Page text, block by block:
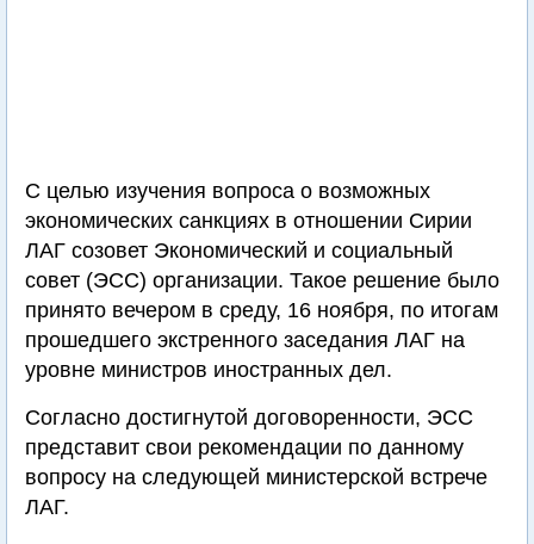
С целью изучения вопроса о возможных
экономических санкциях в отношении Сирии
ЛАГ созовет Экономический и социальный
совет (ЭСС) организации. Такое решение было
принято вечером в среду, 16 ноября, по итогам
прошедшего экстренного заседания ЛАГ на
уровне министров иностранных дел.
Согласно достигнутой договоренности, ЭСС
представит свои рекомендации по данному
вопросу на следующей министерской встрече
ЛАГ.